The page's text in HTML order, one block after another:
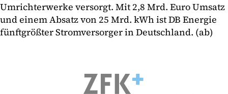
Umrichterwerke versorgt. Mit 2,8 Mrd. Euro Umsatz
und einem Absatz von 25 Mrd. kWh ist DB Energie
fünftgrößter Stromversorger in Deutschland. (ab)